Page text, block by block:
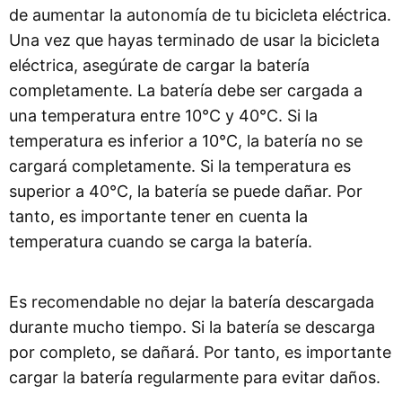
de aumentar la autonomía de tu bicicleta eléctrica.
Una vez que hayas terminado de usar la bicicleta
eléctrica, asegúrate de cargar la batería
completamente. La batería debe ser cargada a
una temperatura entre 10°C y 40°C. Si la
temperatura es inferior a 10°C, la batería no se
cargará completamente. Si la temperatura es
superior a 40°C, la batería se puede dañar. Por
tanto, es importante tener en cuenta la
temperatura cuando se carga la batería.
Es recomendable no dejar la batería descargada
durante mucho tiempo. Si la batería se descarga
por completo, se dañará. Por tanto, es importante
cargar la batería regularmente para evitar daños.